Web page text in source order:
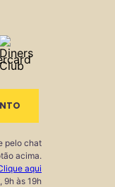
pelo chat
acima.
aqui
9h às 19h